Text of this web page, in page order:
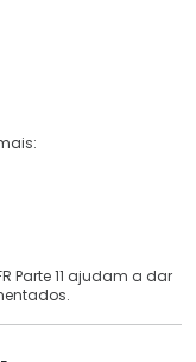
Parte 11 ajudam a dar